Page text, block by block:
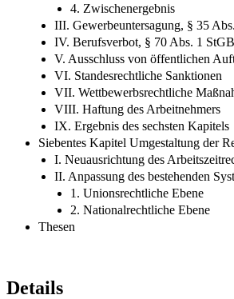
4. Zwischenergebnis
III. Gewerbeuntersagung, § 35
IV. Berufsverbot, § 70 Abs. 1 StGB
V. Ausschluss von öffentlichen
VI. Standesrechtliche Sanktionen
VII. Wettbewerbsrechtliche
VIII. Haftung des Arbeitnehmers
IX. Ergebnis des sechsten Kapitels
Siebentes Kapitel Umgestaltung der
I. Neuausrichtung des
II. Anpassung des bestehenden
1. Unionsrechtliche Ebene
2. Nationalrechtliche Ebene
Thesen
Details